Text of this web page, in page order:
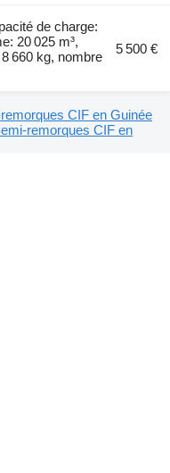
de charge:
20 025 m³,
660 kg, nombre
5 500 €
CIF en Guinée
remorques CIF en